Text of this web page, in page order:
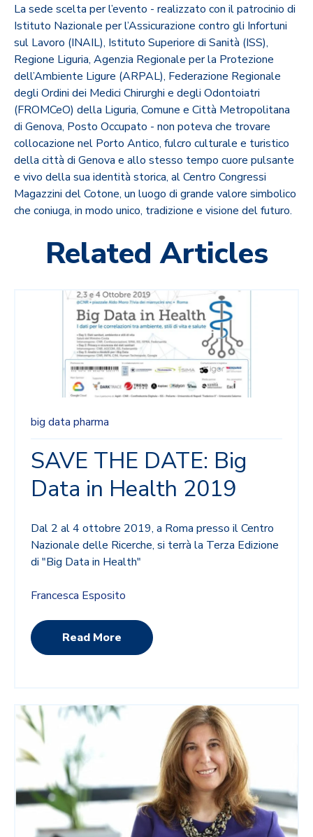
La sede scelta per l’evento - realizzato con il patrocinio di
Istituto Nazionale per l’Assicurazione contro gli Infortuni
sul Lavoro (INAIL), Istituto Superiore di Sanità (ISS),
Regione Liguria, Agenzia Regionale per la Protezione
dell’Ambiente Ligure (ARPAL), Federazione Regionale
degli Ordini dei Medici Chirurghi e degli Odontoiatri
(FROMCeO) della Liguria, Comune e Città Metropolitana
di Genova, Posto Occupato - non poteva che trovare
collocazione nel Porto Antico, fulcro culturale e turistico
della città di Genova e allo stesso tempo cuore pulsante
e vivo della sua identità storica, al Centro Congressi
Magazzini del Cotone, un luogo di grande valore simbolico
che coniuga, in modo unico, tradizione e visione del futuro.
Related Articles
big data pharma
SAVE THE DATE: Big
Data in Health 2019
Dal 2 al 4 ottobre 2019, a Roma presso il Centro
Nazionale delle Ricerche, si terrà la Terza Edizione
di "Big Data in Health"
Francesca Esposito
Read More